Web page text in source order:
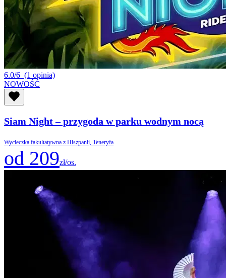
6.0/6 (1 opinia)
NOWOŚĆ
Siam Night – przygoda w parku wodnym nocą
Wycieczka fakultatywna z Hiszpanii, Teneryfa
od 209zł/os.